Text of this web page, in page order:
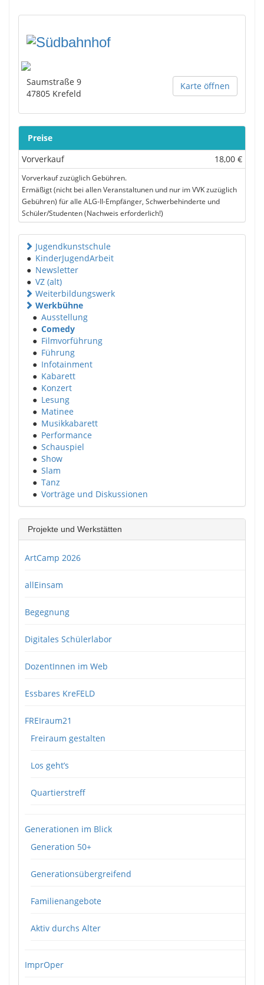
Karte öffnen
Saumstraße 9
47805 Krefeld
Preise
Vorverkauf
18,00 €
Vorverkauf zuzüglich Gebühren.
Ermäßigt (nicht bei allen Veranstaltunen und nur im VVK zuzüglich
Gebühren) für alle ALG-II-Empfänger, Schwerbehinderte und
Schüler/Studenten (Nachweis erforderlich!)
Jugendkunstschule
● KinderJugendArbeit
● Newsletter
● VZ (alt)
Weiterbildungswerk
Werkbühne
● Ausstellung
● Comedy
● Filmvorführung
● Führung
● Infotainment
● Kabarett
● Konzert
● Lesung
● Matinee
● Musikkabarett
● Performance
● Schauspiel
● Show
● Slam
● Tanz
● Vorträge und Diskussionen
Projekte und Werkstätten
ArtCamp 2026
allEinsam
Begegnung
Digitales Schülerlabor
DozentInnen im Web
Essbares KreFELD
FREIraum21
Freiraum gestalten
Los geht’s
Quartierstreff
Generationen im Blick
Generation 50+
Generationsübergreifend
Familienangebote
Aktiv durchs Alter
ImprOper